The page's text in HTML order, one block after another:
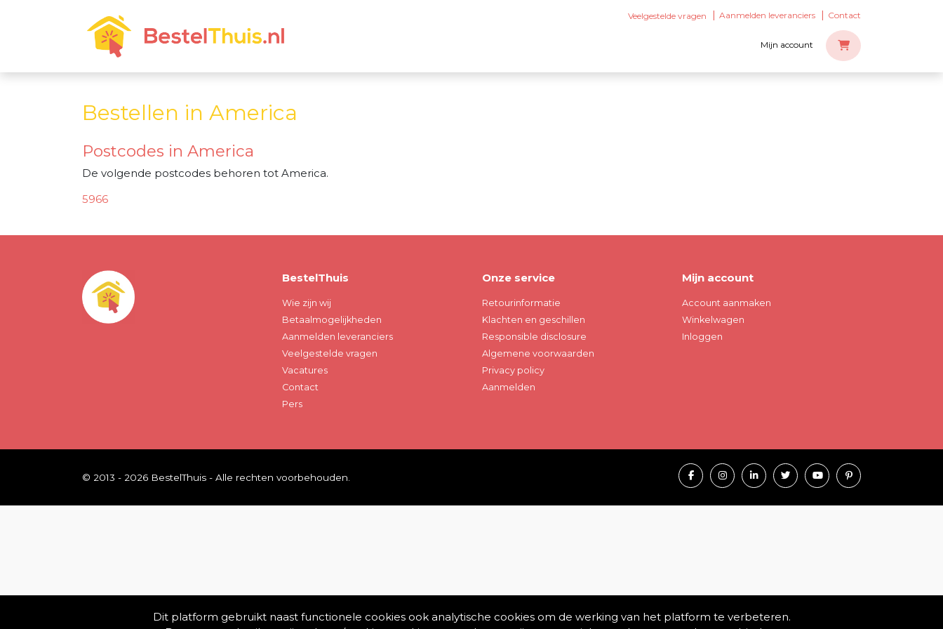
Veelgestelde vragen Aanmelden leveranciers Contact
Mijn account
Bestellen in America
Postcodes in America
De volgende postcodes behoren tot America.
5966
BestelThuis
Wie zijn wij
Betaalmogelijkheden
Aanmelden leveranciers
Veelgestelde vragen
Vacatures
Contact
Pers
Onze service
Retourinformatie
Klachten en geschillen
Responsible disclosure
Algemene voorwaarden
Privacy policy
Aanmelden
Mijn account
Account aanmaken
Winkelwagen
Inloggen
© 2013 - 2026 BestelThuis - Alle rechten voorbehouden.
Dit platform gebruikt naast functionele cookies ook analytische cookies om de werking van het platform te verbeteren.